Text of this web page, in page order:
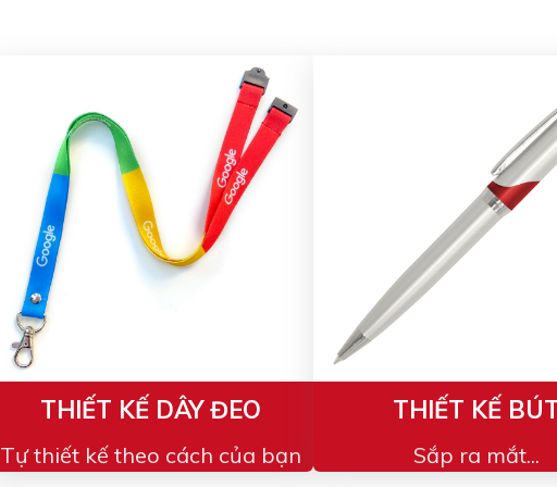
THIẾT KẾ DÂY ĐEO
Tự thiết kế theo cách của bạn
THIẾT KẾ
Sắp ra mắt...